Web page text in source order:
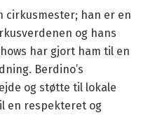
cirkusmester; han er en
og hans
har gjort ham til en
Berdino’s
og støtte til lokale
en respekteret og